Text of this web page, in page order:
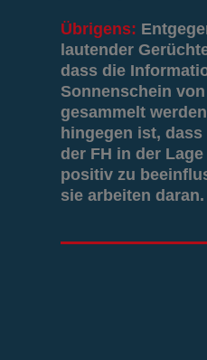
Übrigens:
lautender
dass die
Sonnenschein
gesammelt
hingegen ist,
der FH in der
positiv zu
sie arbeiten daran.